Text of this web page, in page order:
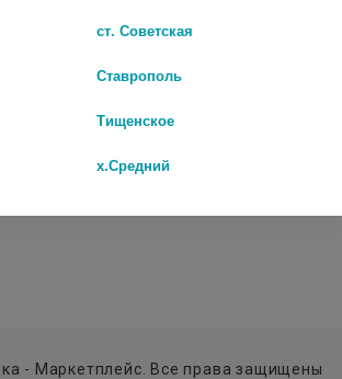
- Маркетплейс. Все права защищены
ст. Советская
Ставрополь
Тищенское
х.Средний